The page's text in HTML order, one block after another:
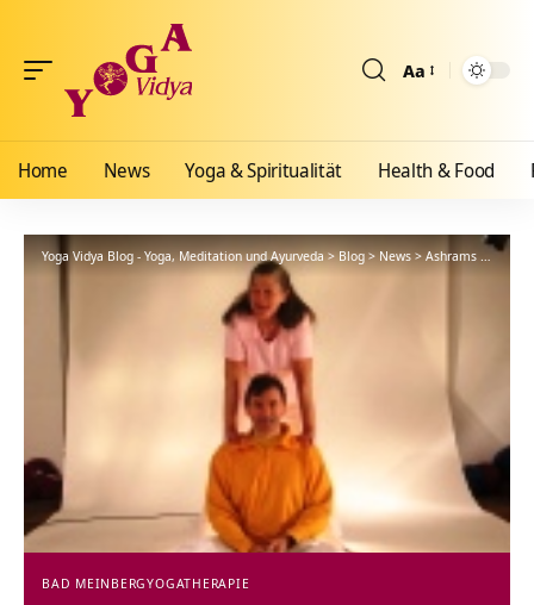
Aa
Home News Yoga & Spiritualität Health & Food
Yoga Vidya Blog - Yoga, Meditation und Ayurveda>Blog>News>Ashrams> Bad
BAD MEINBERGYOGATHERAPIE